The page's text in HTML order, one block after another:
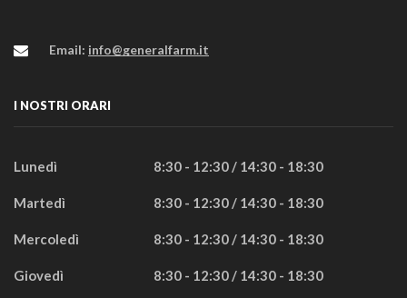
Email: info@generalfarm.it
I NOSTRI ORARI
Lunedì 8:30 - 12:30 / 14:30 - 18:30
Martedì 8:30 - 12:30 / 14:30 - 18:30
Mercoledì 8:30 - 12:30 / 14:30 - 18:30
Giovedì 8:30 - 12:30 / 14:30 - 18:30